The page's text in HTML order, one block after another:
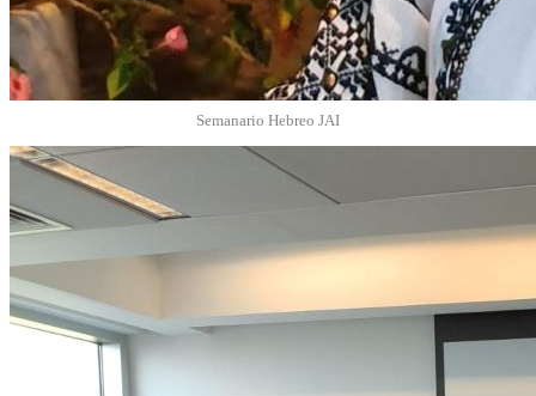
Semanario Hebreo JAI